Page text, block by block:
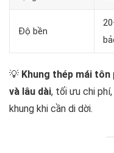
Độ bền
💡 Khung thép mái
và lâu dài, tối ưu chi
khung khi cần di dời.